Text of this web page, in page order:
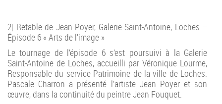
2| Retable de Jean Poyer, Galerie Saint-Antoine, Loches –
Épisode 6 « Arts de l’image »
Le tournage de l’épisode 6 s’est poursuivi à la Galerie
Saint-Antoine de Loches, accueilli par Véronique Lourme,
Responsable du service Patrimoine de la ville de Loches.
Pascale Charron a présenté l’artiste Jean Poyer et son
œuvre, dans la continuité du peintre Jean Fouquet.